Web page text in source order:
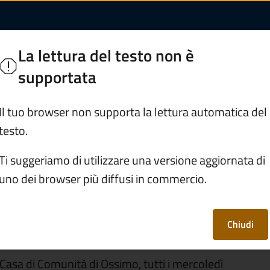
apertura
Servizi Vivere Lozio
Casa di Comunità di Ossimo: apertura
Ossimo: apertura
di Comunità di Ossimo, tutti i mercoledì
La lettura del testo non è
supportata
Il tuo browser non supporta la lettura automatica del
suggeriamo di utilizzare una versione aggiornata di
uno dei browser più diffusi in commercio.
Chiudi